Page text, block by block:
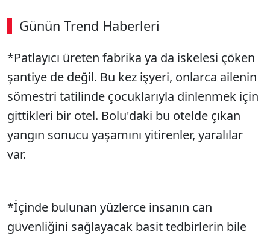
Günün Trend Haberleri
00:02 / 09:08
Sesi Aç
*Patlayıcı üreten fabrika ya da iskelesi çöken
şantiye de değil. Bu kez işyeri, onlarca ailenin
sömestri tatilinde çocuklarıyla dinlenmek için
gittikleri bir otel. Bolu'daki bu otelde çıkan
yangın sonucu yaşamını yitirenler, yaralılar
var.
*İçinde bulunan yüzlerce insanın can
güvenliğini sağlayacak basit tedbirlerin bile